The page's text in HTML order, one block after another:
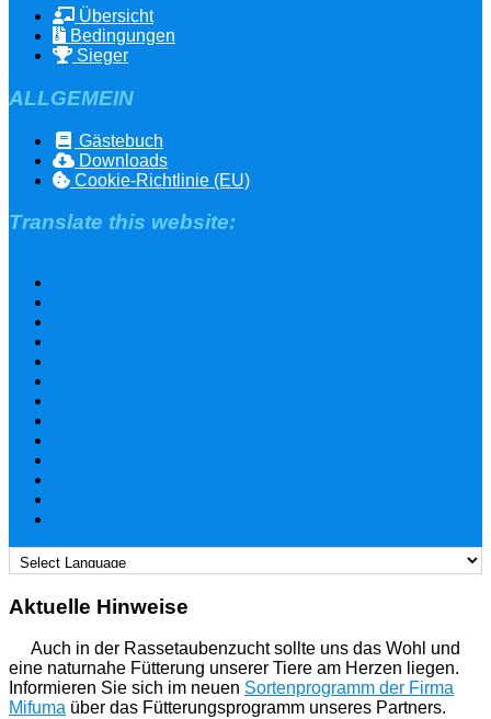
Übersicht
Bedingungen
Sieger
ALLGEMEIN
Gästebuch
Downloads
Cookie-Richtlinie (EU)
Translate this website:
Aktuelle Hinweise
Auch in der Rassetaubenzucht sollte uns das Wohl und
eine naturnahe Fütterung unserer Tiere am Herzen liegen.
Informieren Sie sich im neuen Sortenprogramm der Firma
Mifuma über das Fütterungsprogramm unseres Partners.